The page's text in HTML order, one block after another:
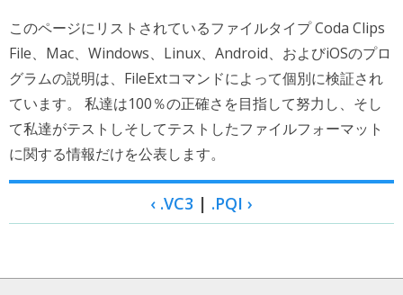
このページにリストされているファイルタイプ Coda Clips
File、Mac、Windows、Linux、Android、およびiOSのプロ
グラムの説明は、FileExtコマンドによって個別に検証され
ています。 私達は100％の正確さを目指して努力し、そし
て私達がテストしそしてテストしたファイルフォーマット
に関する情報だけを公表します。
‹ .VC3 | .PQI ›